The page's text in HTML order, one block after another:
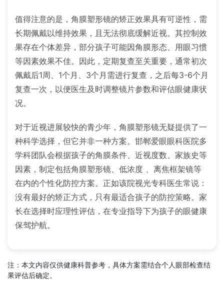
值得注意的是，角膜塑形镜的矫正效果具有可逆性，需
长期佩戴以维持效果，且无法彻底缓解近视。其控制效
果存在个体差异，部分孩子可能因角膜形态、用眼习惯
等因素效果不佳。因此，定期复查至关重要，通常初次
佩戴后1周、1个月、3个月需进行复查，之后每3-6个月
复查一次，以便医生及时调整镜片参数和评估眼健康状
况。
对于近视进展较快的青少年，角膜塑形镜无疑提供了一
种科学选择，但它并非一种方案。邯郸爱眼眼科医院多
学科团队会根据孩子的角膜条件、近视度数、家族史等
因素，制定包括角膜塑形镜、低浓度 、离焦框架镜等
在内的个性化防控方案。正如该院视光专科医生常说：
没有最好的矫正方式，只有最适合孩子的防控策略。家
长在选择时应理性评估，在专业指导下为孩子的眼健康
保驾护航。
注：本文内容仅供健康科普参考，具体方案需结合个人眼部检查结
果评估后确定。